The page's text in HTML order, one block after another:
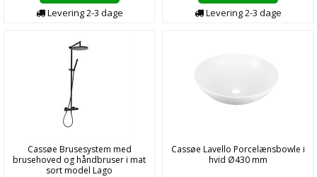
Levering2-3 dage
Levering2-3 dage
Cassøe Brusesystem med
brusehoved og håndbruser i mat
sort model Lago
Cassøe Lavello Porcelænsbowle i
hvid Ø430 mm